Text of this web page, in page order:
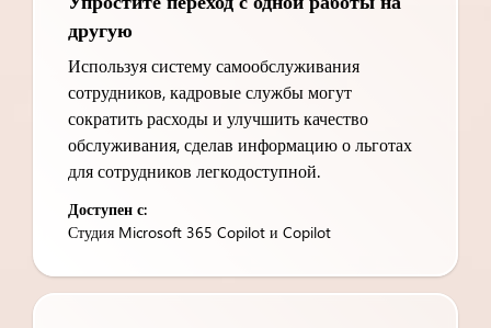
другую
Используя систему самообслуживания
сотрудников, кадровые службы могут
сократить расходы и улучшить качество
обслуживания, сделав информацию о льготах
для сотрудников легкодоступной.
Доступен с:
Студия Microsoft 365 Copilot и Copilot